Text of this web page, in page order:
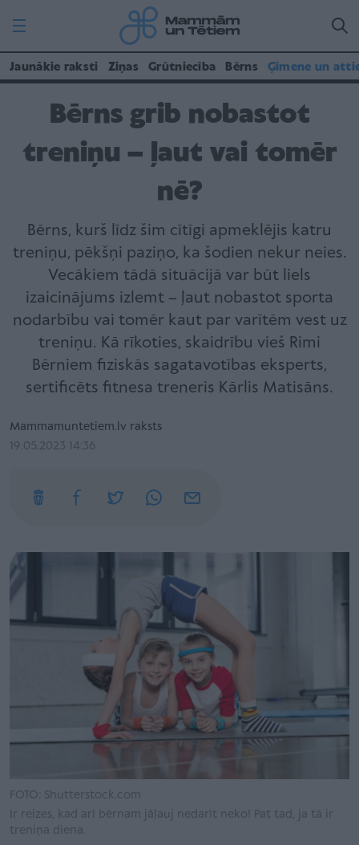
Jaunākie raksti Ziņas Grūtniecība Bērns Ģimene un
Bērns grib nobastot
treniņu – ļaut vai tomēr
nē?
Bērns, kurš līdz šim cītīgi apmeklējis katru
treniņu, pēkšņi paziņo, ka šodien nekur neies.
Vecākiem tādā situācijā var būt liels
izaicinājums izlemt – ļaut nobastot sporta
nodarbību vai tomēr kaut par varītēm vest uz
treniņu. Kā rīkoties, skaidrību vieš Rimi
Bērniem fiziskās sagatavotības eksperts,
sertificēts fitnesa treneris Kārlis Matisāns.
Mammamuntetiem.lv raksts
19.05.2023 14:36
FOTO: Shutterstock.com
Ir reizes, kad arī bērnam jāļauj nedarīt neko! Pat tad, ja tā ir
treniņa diena.